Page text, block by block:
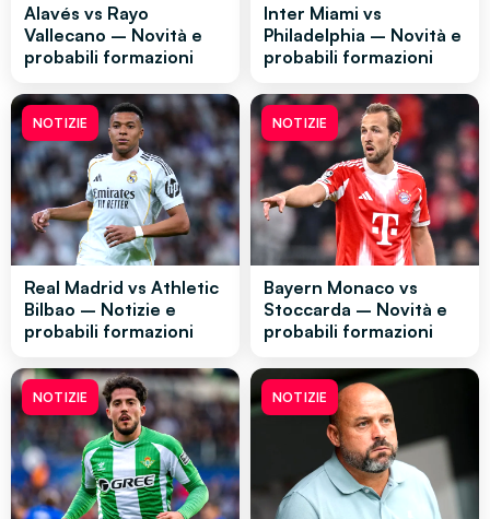
Alavés vs Rayo
Vallecano – Novità e
probabili formazioni
Inter Miami vs
Philadelphia – Novità e
probabili formazioni
NOTIZIE
Real Madrid vs Athletic
Bilbao – Notizie e
probabili formazioni
NOTIZIE
Bayern Monaco vs
Stoccarda – Novità e
probabili formazioni
NOTIZIE NOTIZIE